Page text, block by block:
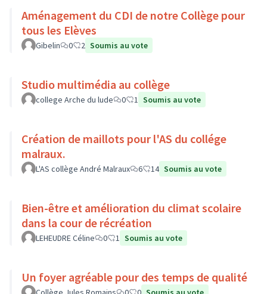
Aménagement du CDI de notre Collège pour
tous les Elèves
Gibelin 0 2 Soumis au vote
Studio multimédia au collège
college Arche du lude 0 1 Soumis au vote
Création de maillots pour l'AS du collége
malraux.
L'AS collège André Malraux 6 14 Soumis au vote
Bien-être et amélioration du climat scolaire
dans la cour de récréation
LEHEUDRE Céline 0 1 Soumis au vote
Un foyer agréable pour des temps de qualité